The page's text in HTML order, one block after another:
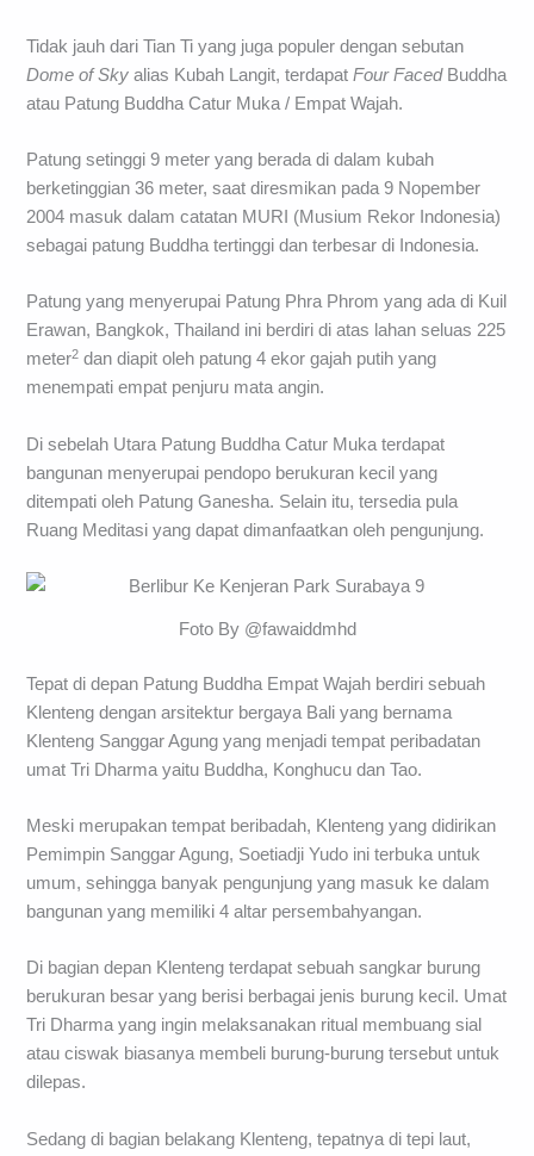
Tidak jauh dari Tian Ti yang juga populer dengan sebutan
Dome of Sky alias Kubah Langit, terdapatFour FacedBuddha
atau Patung Buddha Catur Muka / Empat Wajah.
Patung setinggi 9 meter yang berada di dalam kubah
berketinggian 36 meter, saat diresmikan pada 9 Nopember
2004 masuk dalam catatan MURI (Musium Rekor Indonesia)
sebagai patung Buddha tertinggi dan terbesar di Indonesia.
Patung yang menyerupai Patung Phra Phrom yang ada di Kuil
Erawan, Bangkok, Thailand ini berdiri di atas lahan seluas 225
meter2 dan diapit oleh patung 4 ekor gajah putih yang
menempati empat penjuru mata angin.
Di sebelah Utara Patung Buddha Catur Muka terdapat
bangunan menyerupai pendopo berukuran kecil yang
ditempati oleh Patung Ganesha. Selain itu, tersedia pula
Ruang Meditasi yang dapat dimanfaatkan oleh pengunjung.
Foto By @fawaiddmhd
Tepat di depan Patung Buddha Empat Wajah berdiri sebuah
Klenteng dengan arsitektur bergaya Bali yang bernama
Klenteng Sanggar Agung yang menjadi tempat peribadatan
umat Tri Dharma yaitu Buddha, Konghucu dan Tao.
Meski merupakan tempat beribadah, Klenteng yang didirikan
Pemimpin Sanggar Agung, Soetiadji Yudo ini terbuka untuk
umum, sehingga banyak pengunjung yang masuk ke dalam
bangunan yang memiliki 4 altar persembahyangan.
Di bagian depan Klenteng terdapat sebuah sangkar burung
berukuran besar yang berisi berbagai jenis burung kecil. Umat
Tri Dharma yang ingin melaksanakan ritual membuang sial
atau ciswak biasanya membeli burung-burung tersebut untuk
dilepas.
Sedang di bagian belakang Klenteng, tepatnya di tepi laut,